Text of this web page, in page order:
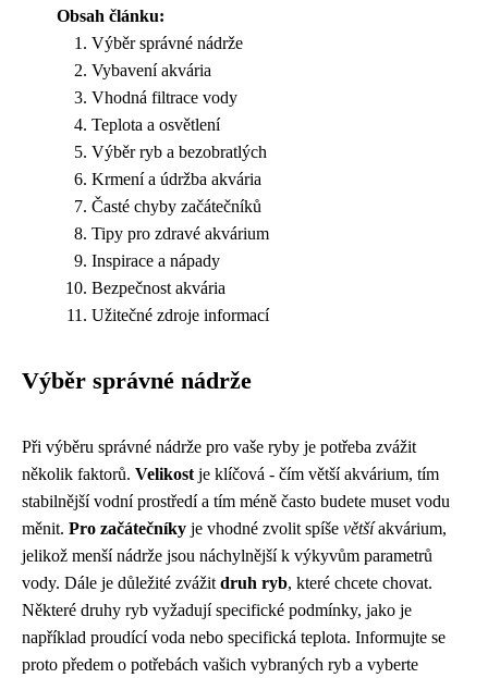
Obsah článku:
Výběr správné nádrže
Vybavení akvária
Vhodná filtrace vody
Teplota a osvětlení
Výběr ryb a bezobratlých
Krmení a údržba akvária
Časté chyby začátečníků
Tipy pro zdravé akvárium
Inspirace a nápady
Bezpečnost akvária
Užitečné zdroje informací
Výběr správné nádrže
Při výběru správné nádrže pro vaše ryby je potřeba zvážit
několik faktorů. Velikost je klíčová - čím větší akvárium, tím
stabilnější vodní prostředí a tím méně často budete muset vodu
měnit. Pro začátečníky je vhodné zvolit spíše většíakvárium,
jelikož menší nádrže jsou náchylnější k výkyvům parametrů
vody. Dále je důležité zvážit druh ryb, které chcete chovat.
Některé druhy ryb vyžadují specifické podmínky, jako je
například proudící voda nebo specifická teplota. Informujte se
proto předem o potřebách vašich vybraných ryb a vyberte